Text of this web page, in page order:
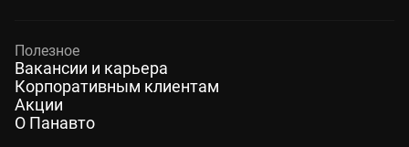
Полезное
Вакансии и карьера
Корпоративным клиентам
Акции
О Панавто